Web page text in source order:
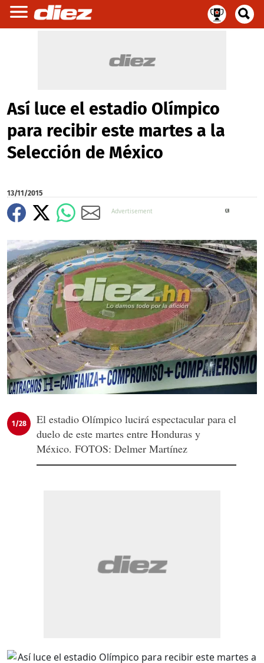
Así luce el estadio Olímpico
para recibir este martes a la
Selección de México
13/11/2015
1/28
El estadio Olímpico lucirá espectacular para el
duelo de este martes entre Honduras y
México. FOTOS: Delmer Martínez
X